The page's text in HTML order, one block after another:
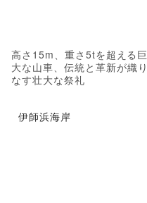
高さ15m、重さ5tを超える巨
大な山車、伝統と革新が織り
なす壮大な祭礼
伊師浜海岸